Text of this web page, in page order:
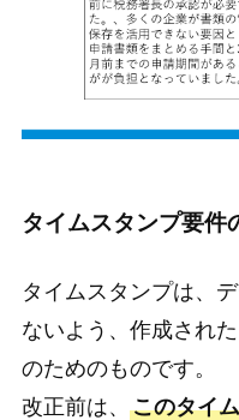
タイムスタンプ要件
タイムスタンプは、
ないよう、作成され
のためのものです。
改正前は、 このタイ